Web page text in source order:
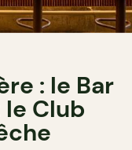
: le Bar
Club